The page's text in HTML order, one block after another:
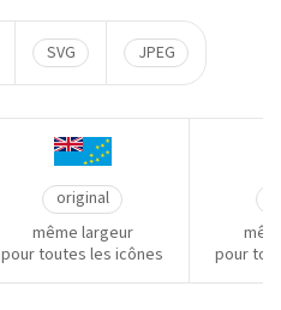
SVG JPEG
original
même largeur
pour toutes les icônes
pour